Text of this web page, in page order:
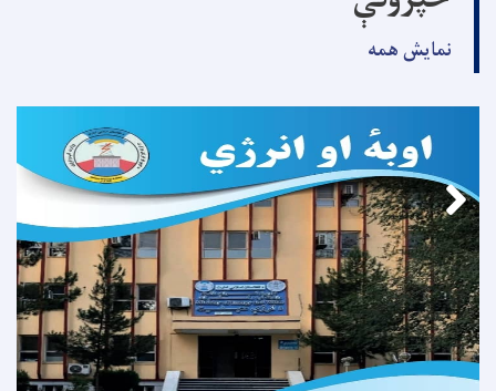
نمایش همه